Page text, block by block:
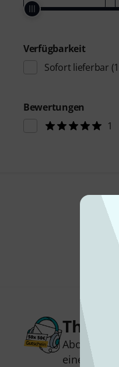
Verfügbarkeit
Sofort lieferbar
Bewertungen
1
Abonniere
einen von